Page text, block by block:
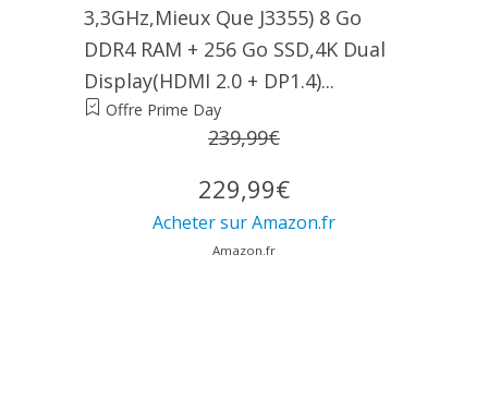
3,3GHz,Mieux Que J3355) 8 Go
DDR4 RAM + 256 Go SSD,4K Dual
Display(HDMI 2.0 + DP1.4)...
Offre Prime Day
239,99€
229,99€
Acheter sur Amazon.fr
Amazon.fr